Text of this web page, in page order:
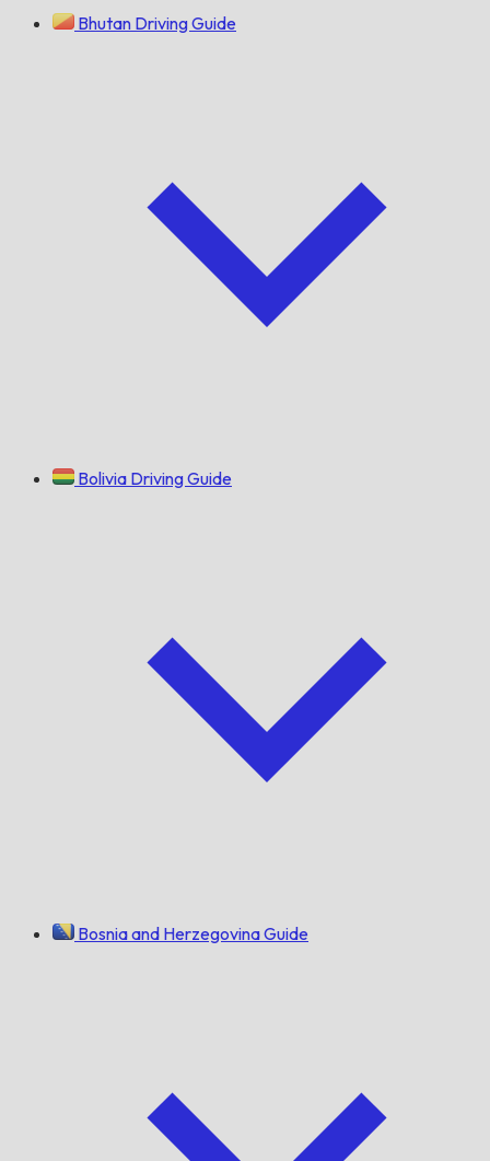
Bhutan Driving Guide
Bolivia Driving Guide
Bosnia and Herzegovina Guide